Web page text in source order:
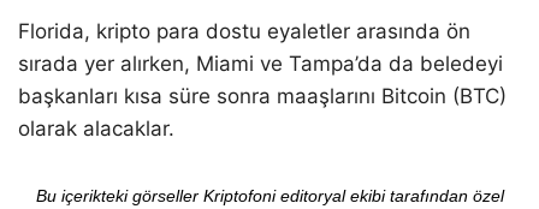
Florida, kripto para dostu eyaletler arasında ön
sırada yer alırken, Miami ve Tampa’da da beledeyi
başkanları kısa süre sonra maaşlarını Bitcoin (BTC)
olarak alacaklar.
Bu içerikteki görseller Kriptofoni editoryal ekibi tarafından özel